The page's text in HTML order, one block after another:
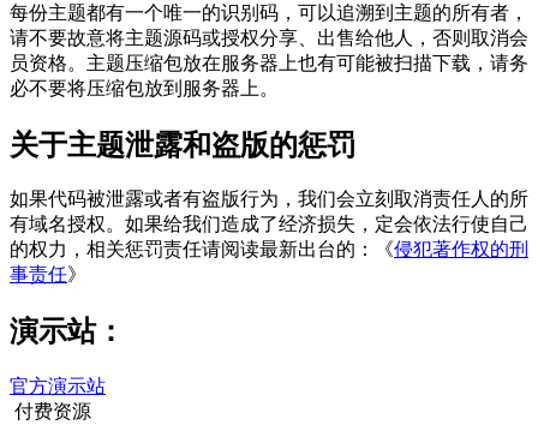
每份主题都有一个唯一的识别码，可以追溯到主题的所有者，
请不要故意将主题源码或授权分享、出售给他人，否则取消会
员资格。主题压缩包放在服务器上也有可能被扫描下载，请务
必不要将压缩包放到服务器上。
关于主题泄露和盗版的惩罚
如果代码被泄露或者有盗版行为，我们会立刻取消责任人的所
有域名授权。如果给我们造成了经济损失，定会依法行使自己
的权力，相关惩罚责任请阅读最新出台的：《侵犯著作权的刑
事责任》
演示站：
官方演示站
付费资源